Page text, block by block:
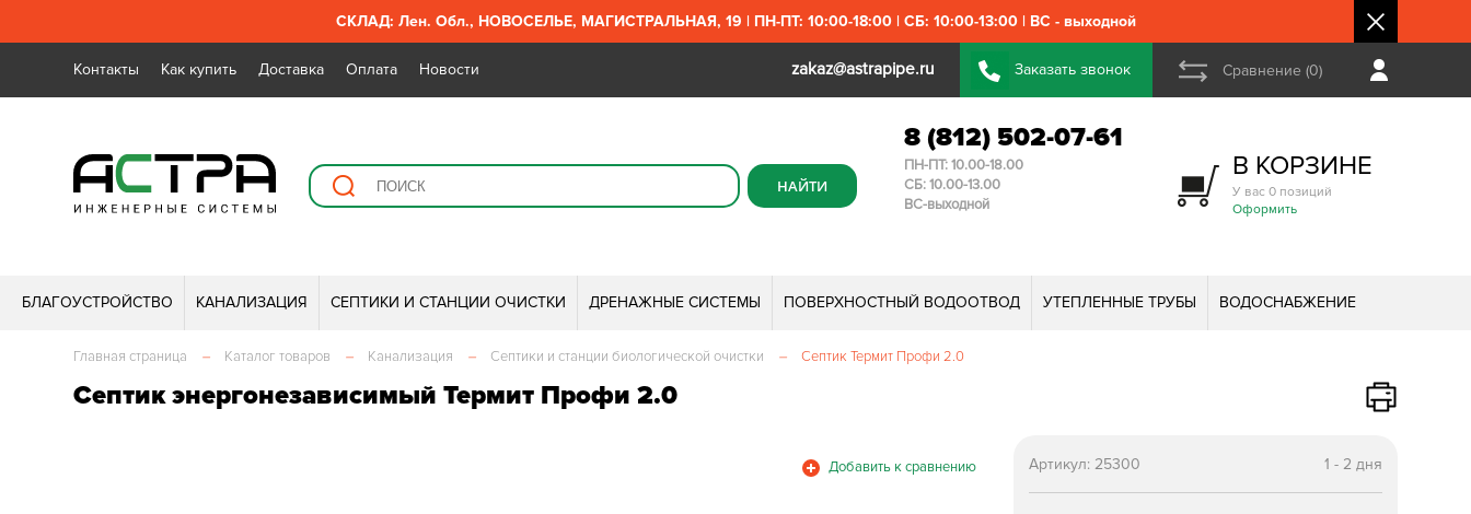
СКЛАД: Лен. Обл., НОВОСЕЛЬЕ, МАГИСТРАЛЬНАЯ, 19 | ПН-ПТ: 10:00-18:00 | СБ: 10:00-13:00 | ВС - выходной
Контакты Как купить Доставка Оплата Новости zakaz@astrapipe.ru Заказать звонок Сравнение (0)
8 (812) 502-07-61
ПН-ПТ: 10.00-18.00
СБ: 10.00-13.00
ВС-выходной
В КОРЗИНЕ
У вас 0 позиций
Оформить
БЛАГОУСТРОЙСТВО КАНАЛИЗАЦИЯ СЕПТИКИ И СТАНЦИИ ОЧИСТКИ ДРЕНАЖНЫЕ СИСТЕМЫ ПОВЕРХНОСТНЫЙ ВОДООТВОД УТЕПЛЕННЫЕ ТРУБЫ ВОДОСНАБЖЕНИЕ
Главная страница – Каталог товаров – Канализация – Септики и станции биологической очистки – Септик Термит Профи 2.0
Септик энергонезависимый Термит Профи 2.0
1 - 2 дня
Артикул:25300